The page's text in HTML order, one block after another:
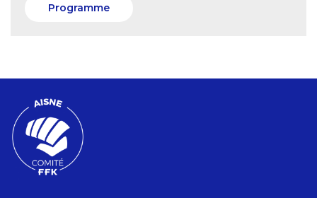
Programme